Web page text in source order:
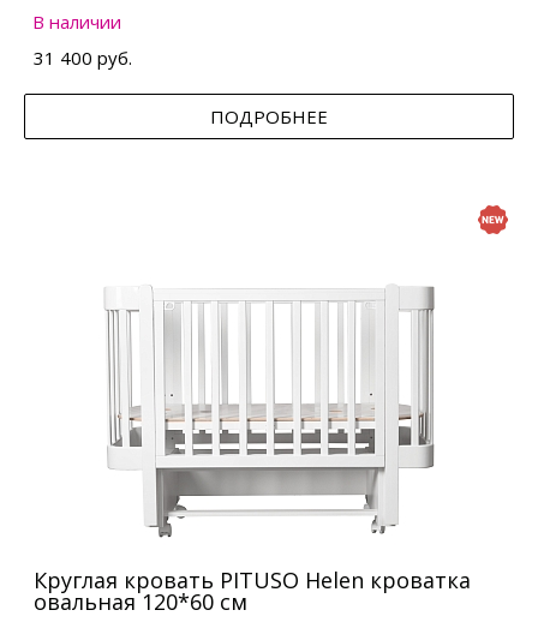
В наличии
31 400 руб.
ПОДРОБНЕЕ
Круглая кровать PITUSO Helen кроватка
овальная 120*60 см